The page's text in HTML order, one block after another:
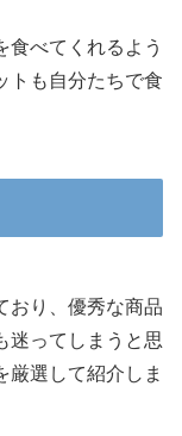
食べてくれるよう
トも自分たちで食
おり、優秀な商品
迷ってしまうと思
厳選して紹介しま